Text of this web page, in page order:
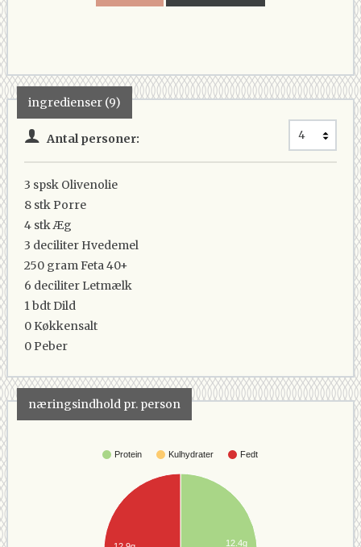
ingredienser (9)
Antal personer:
3 spsk Olivenolie
8 stkPorre
4 stkÆg
3 deciliter Hvedemel
250 gramFeta 40+
6 deciliter Letmælk
1 bdtDild
0 Køkkensalt
0Peber
næringsindhold pr. person
Protein Kulhydrater Fedt
12.4g